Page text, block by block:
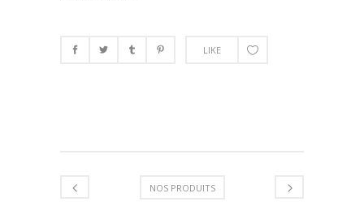
LIKE
NOS PRODUITS